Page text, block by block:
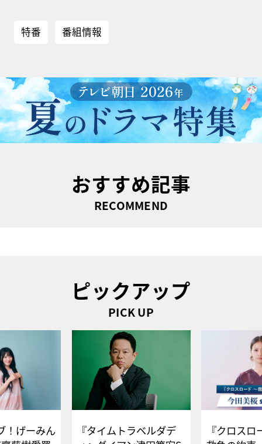
特番 番組情報
おすすめ記事
RECOMMEND
ピックアップ
PICK UP
！げーみん
『タイムトラベルダデ
『クロス